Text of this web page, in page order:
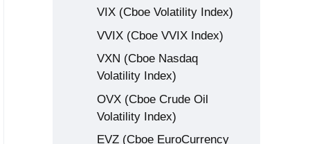
VIX (Cboe Volatility Index)
VVIX (Cboe VVIX Index)
VXN (Cboe Nasdaq
Volatility Index)
OVX (Cboe Crude Oil
Volatility Index)
EVZ (Cboe EuroCurrency